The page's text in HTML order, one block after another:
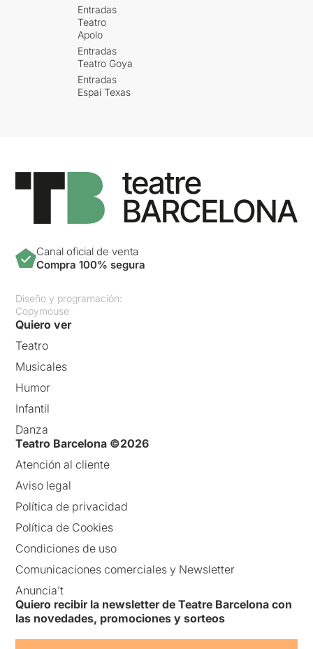
Entradas
Teatro
Apolo
Entradas
Teatro Goya
Entradas
Espai Texas
Canal oficial de venta
Compra 100% segura
Diseño y programación:
Copymouse
Quiero ver
Teatro
Musicales
Humor
Infantil
Danza
Teatro Barcelona ©2026
Atención al cliente
Aviso legal
Política de privacidad
Política de Cookies
Condiciones de uso
Comunicaciones comerciales y Newsletter
Anuncia’t
Quiero recibir la newsletter de Teatre Barcelona con
las novedades, promociones y sorteos